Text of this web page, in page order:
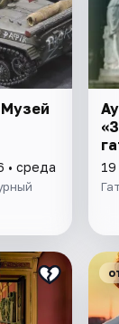
• среда 19